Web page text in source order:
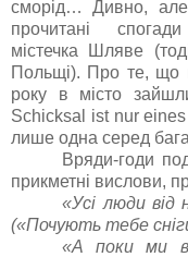
сморід… Дивно,
прочитані
містечка Шляве
Польщі). Про те, що
року в місто
Schicksal ist nur
лише одна серед
Вряди-годи
прикметні вислови,
«Усі люди
(«Почують тебе
«А поки ми